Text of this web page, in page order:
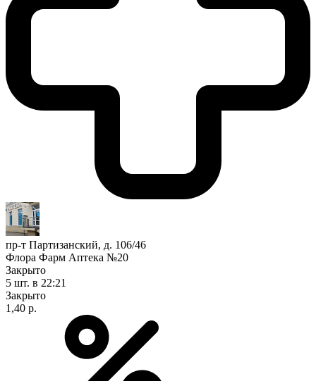
пр-т Партизанский, д. 106/46
Флора Фарм Аптека №20
Закрыто
5 шт. в 22:21
Закрыто
1,40 р.